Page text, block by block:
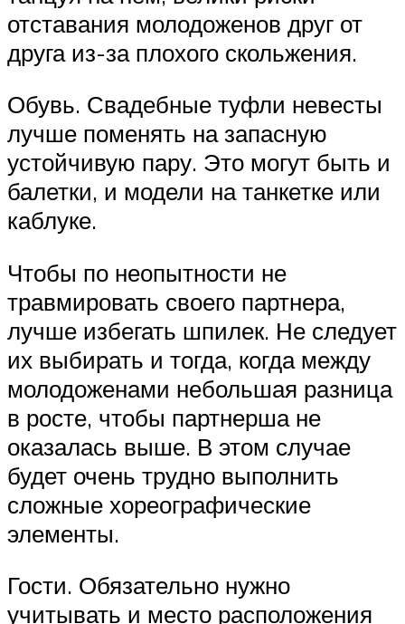
отставания молодоженов друг от
друга из-за плохого скольжения.
Обувь. Свадебные туфли невесты
лучше поменять на запасную
устойчивую пару. Это могут быть и
балетки, и модели на танкетке или
каблуке.
Чтобы по неопытности не
травмировать своего партнера,
лучше избегать шпилек. Не следует
их выбирать и тогда, когда между
молодоженами небольшая разница
в росте, чтобы партнерша не
оказалась выше. В этом случае
будет очень трудно выполнить
сложные хореографические
элементы.
Гости. Обязательно нужно
учитывать и место расположения